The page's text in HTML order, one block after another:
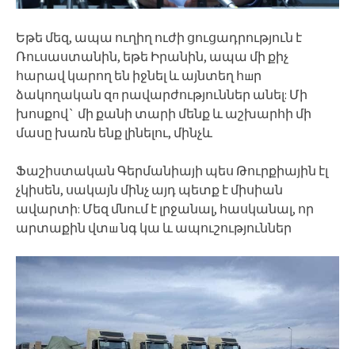
Եթե մեզ, ապա ուղիղ ուժի ցուցադրություն է
Ռուսաստանին, եթե Իրանին, ապա մի քիչ
հարավ կարող են իջնել և այնտեղ հшր
ձակողական զп րավարժություններ անել: Մի
խոսքով` մի քանի տարի մենք և աշխարհի մի
մասը խառն ենք լինելու, մինչև
Ֆաշիստական Գերմանիայի պես Թուրքիային էլ
չկիսեն, սակայն մինչ այդ պետք է միսիան
ավարտի: Մեզ մնում է լրջանալ, հասկանալ, որ
արտաքին վտш նգ կա և ապուշություններ